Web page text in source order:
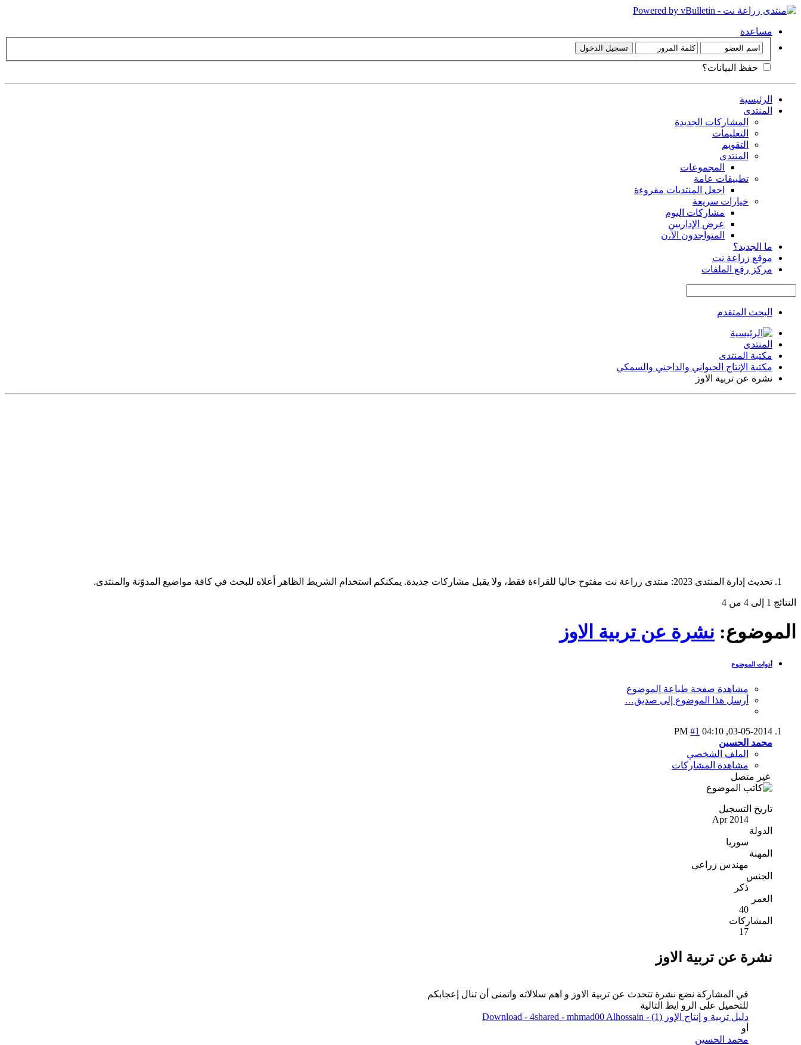
مساعدة
حفظ البيانات؟
الرئيسية
المنتدى
المشاركات الجديدة
التعليمات
التقويم
المنتدى
المجموعات
تطبيقات عامة
اجعل المنتديات مقروءة
خيارات سريعة
مشاركات اليوم
عرض الإداريين
المتواجدون الآ،ن
ما الجديد؟
موقع زراعة نت
مركز رفع الملفات
البحث المتقدم
المنتدى
مكتبة المنتدى
مكتبة الإنتاج الحيواني والداجني والسمكي
نشرة عن تربية الاوز
تحديث إدارة المنتدى 2023: منتدى زراعة نت مفتوح حاليا للقراءة فقط، ولا يقبل مشاركات جديدة. يمكنكم استخدام الشريط الظاهر أعلاه للبحث في كافة مواضيع المدوّنة والمنتدى.
النتائج 1 إلى 4 من 4
الموضوع: نشرة عن تربية الاوز
أدوات الموضوع
مشاهدة صفحة طباعة الموضوع
أرسل هذا الموضوع إلى صديق…
03-05-2014,
04:10 PM
#1
محمد الحسين
الملف الشخصي
مشاهدة المشاركات
غير متصل
تاريخ التسجيل
Apr 2014
الدولة
سوريا
المهنة
مهندس زراعي
الجنس
ذكر
العمر
40
المشاركات
17
نشرة عن تربية الاوز
في المشاركة نضع نشرة تتحدث عن تربية الاوز و اهم سلالاته واتمنى أن تنال إعجابكم
للتحميل على الرو ايط التالية
دليل تربية و إنتاج الإوز (1) - Download - 4shared - mhmad00 Alhossain
أو
محمد الحسين